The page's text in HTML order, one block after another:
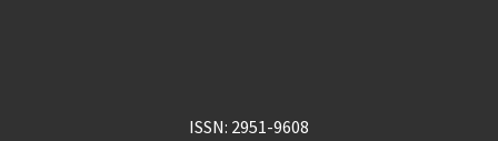
ISSN: 2951-9608